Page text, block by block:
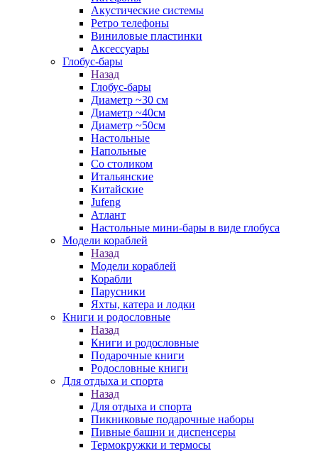
Акустические системы
Ретро телефоны
Виниловые пластинки
Аксессуары
Глобус-бары
Назад
Глобус-бары
Диаметр ~30 см
Диаметр ~40см
Диаметр ~50см
Настольные
Напольные
Со столиком
Итальянские
Китайские
Jufeng
Атлант
Настольные мини-бары в виде глобуса
Модели кораблей
Назад
Модели кораблей
Корабли
Парусники
Яхты, катера и лодки
Книги и родословные
Назад
Книги и родословные
Подарочные книги
Родословные книги
Для отдыха и спорта
Назад
Для отдыха и спорта
Пикниковые подарочные наборы
Пивные башни и диспенсеры
Термокружки и термосы